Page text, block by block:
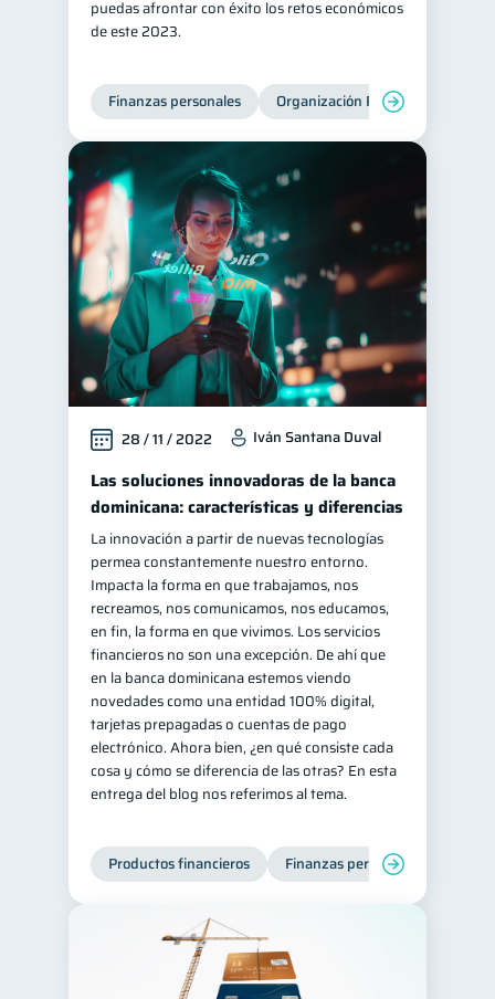
puedas afrontar con éxito los retos económicos
de este 2023.
Finanzas personales Organización Financiera
28 / 11 / 2022 Iván Santana Duval
Las soluciones innovadoras de la banca
dominicana: características y diferencias
La innovación a partir de nuevas tecnologías
permea constantemente nuestro entorno.
Impacta la forma en que trabajamos, nos
recreamos, nos comunicamos, nos educamos,
en fin, la forma en que vivimos. Los servicios
financieros no son una excepción. De ahí que
en la banca dominicana estemos viendo
novedades como una entidad 100% digital,
tarjetas prepagadas o cuentas de pago
electrónico. Ahora bien, ¿en qué consiste cada
cosa y cómo se diferencia de las otras? En esta
entrega del blog nos referimos al tema.
Productos financieros Finanzas personales